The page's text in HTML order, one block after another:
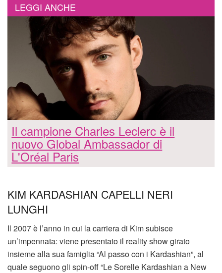
LEGGI ANCHE
Il campione Charles Leclerc è il
nuovo Global Ambassador di
L'Oréal Paris
KIM KARDASHIAN CAPELLI NERI
LUNGHI
Il 2007 è l’anno in cui la carriera di Kim subisce
un’impennata: viene presentato il reality show girato
insieme alla sua famiglia “Al passo con i Kardashian”, al
quale seguono gli spin-off “Le Sorelle Kardashian a New